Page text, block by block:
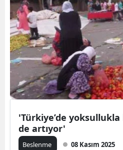
'Türkiye’de
de artıyor'
Beslenme 08 Kasım 2025